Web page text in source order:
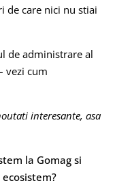
de care nici nu stiai
de administrare al
vezi cum
interesante, asa
la Gomag si